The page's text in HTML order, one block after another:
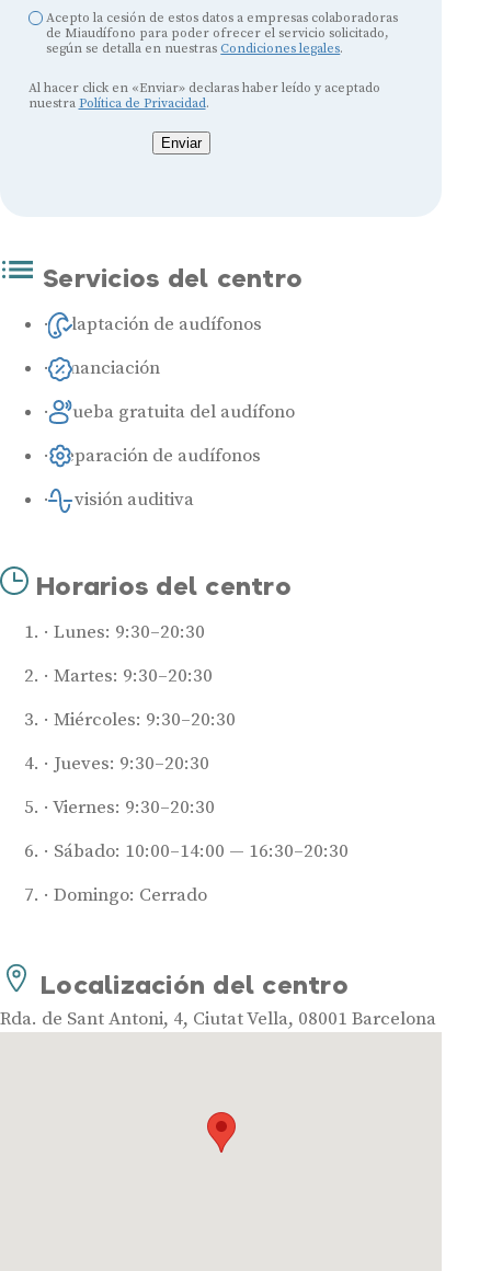
Acepto la cesión de estos datos a empresas colaboradoras
de Miaudífono para poder ofrecer el servicio solicitado,
según se detalla en nuestras Condiciones legales.
Al hacer click en «Enviar» declaras haber leído y aceptado
nuestra Política de Privacidad.
Enviar
Servicios del centro
Adaptación de audífonos
Financiación
Prueba gratuita del audífono
Reparación de audífonos
Revisión auditiva
Horarios del centro
Lunes: 9:30–20:30
Martes: 9:30–20:30
Miércoles: 9:30–20:30
Jueves: 9:30–20:30
Viernes: 9:30–20:30
Sábado: 10:00–14:00 — 16:30–20:30
Domingo: Cerrado
Localización del centro
Rda. de Sant Antoni, 4, Ciutat Vella, 08001 Barcelona
Tipos de audífonos para la sordera
Audífonos baratos
Audífonos inteligentes
Audífonos potentes